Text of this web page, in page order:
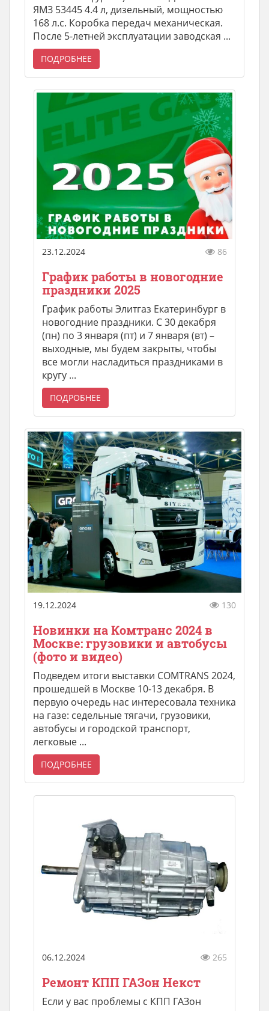
ЯМЗ 53445 4.4 л, дизельный, мощностью
168 л.с. Коробка передач механическая.
После 5-летней эксплуатации заводская ...
ПОДРОБНЕЕ
23.12.2024 86
График работы в новогодние
праздники 2025
График работы Элитгаз Екатеринбург в
новогодние праздники. С 30 декабря
(пн) по 3 января (пт) и 7 января (вт) –
выходные, мы будем закрыты, чтобы
все могли насладиться праздниками в
кругу ...
ПОДРОБНЕЕ
19.12.2024 130
Новинки на Комтранс 2024 в
Москве: грузовики и автобусы
(фото и видео)
Подведем итоги выставки COMTRANS 2024,
прошедшей в Москве 10-13 декабря. В
первую очередь нас интересовала техника
на газе: седельные тягачи, грузовики,
автобусы и городской транспорт,
легковые ...
ПОДРОБНЕЕ
06.12.2024 265
Ремонт КПП ГАЗон Некст
Если у вас проблемы с КПП ГАЗон